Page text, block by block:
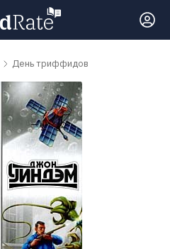
День триффидов